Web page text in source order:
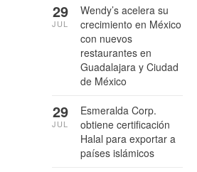
Wendy’s acelera su
crecimiento en México
con nuevos
restaurantes en
Guadalajara y Ciudad
de México
29
JUL
Esmeralda Corp.
obtiene certificación
Halal para exportar a
países islámicos
29
JUL